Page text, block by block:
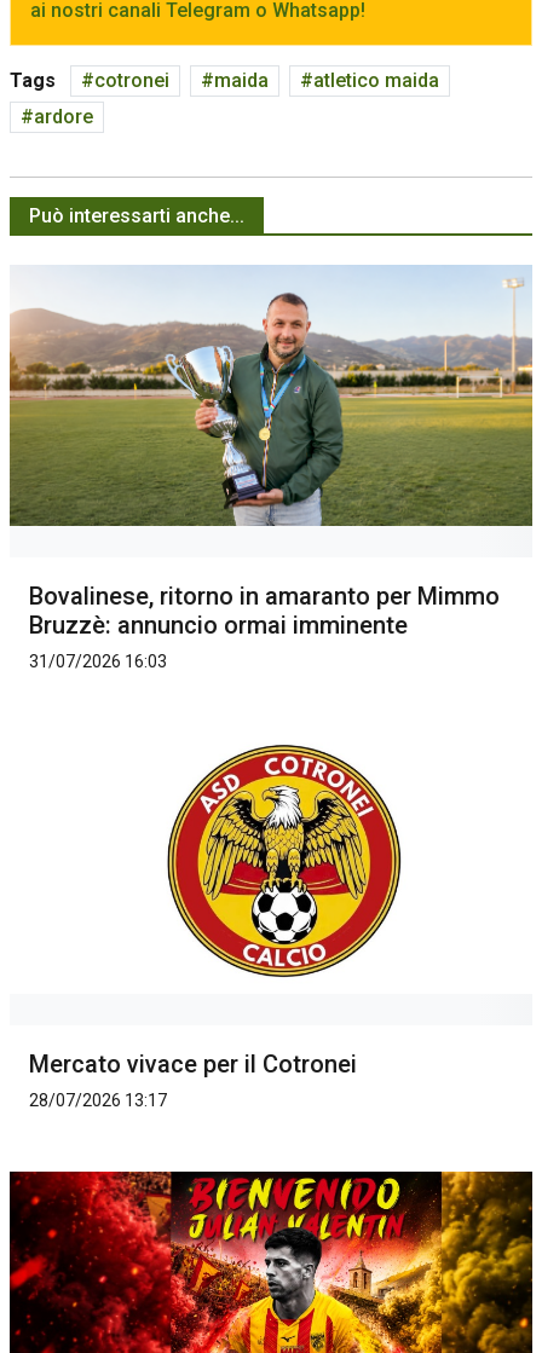
ai nostri canali Telegram o Whatsapp!
Tags cotronei maida
atletico maida
ardore
Può interessarti anche...
Bovalinese, ritorno in amaranto per Mimmo
Bruzzè: annuncio ormai imminente
31/07/2026 16:03
Mercato vivace per il Cotronei
28/07/2026 13:17